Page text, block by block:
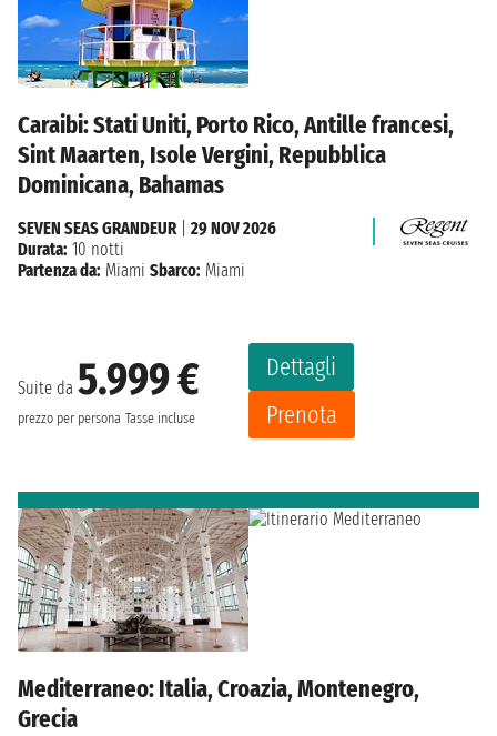
Caraibi: Stati Uniti, Porto Rico, Antille francesi,
Sint Maarten, Isole Vergini, Repubblica
Dominicana, Bahamas
Suite da 5.999 €
prezzo per persona Tasse incluse
Dettagli
Prenota
SEVEN SEAS GRANDEUR
29 NOV 2026
Durata: 10 notti
Partenza da: Miami Sbarco: Miami
Mediterraneo: Italia, Croazia, Montenegro,
Grecia